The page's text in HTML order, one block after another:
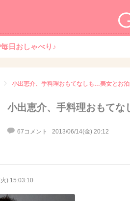
日おしゃべり♪
小出恵介、手料理おもてなしも…美女とお泊
小出恵介、手料理おもて
67コメント 2013/06/14(金) 20:12
) 15:03:10